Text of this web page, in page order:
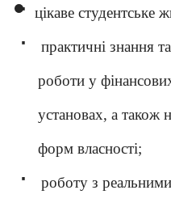
· цікаве студентське
·
практичні знання
роботи у
установах, а також
форм власності;
·
роботу з